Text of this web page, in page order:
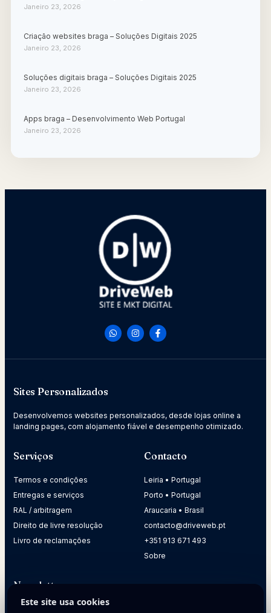
Janeiro 23, 2026
Criação websites braga – Soluções Digitais 2025
Janeiro 23, 2026
Soluções digitais braga – Soluções Digitais 2025
Janeiro 23, 2026
Apps braga – Desenvolvimento Web Portugal
Janeiro 23, 2026
Sites Personalizados
Desenvolvemos websites personalizados, desde lojas online a
landing pages, com alojamento fiável e desempenho otimizado.
Serviços
Termos e condições
Entregas e serviços
RAL / arbitragem
Direito de livre resolução
Livro de reclamações
Contacto
Leiria • Portugal
Porto • Portugal
Araucaria • Brasil
contacto@driveweb.pt
+351 913 671 493
Sobre
Newsletter
Este site usa cookies